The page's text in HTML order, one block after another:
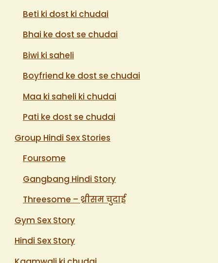
Beti ki dost ki chudai
Bhai ke dost se chudai
Biwi ki saheli
Boyfriend ke dost se chudai
Maa ki saheli ki chudai
Pati ke dost se chudai
Group Hindi Sex Stories
Foursome
Gangbang Hindi Story
Threesome – थ्रीसम चुदाई
Gym Sex Story
Hindi Sex Story